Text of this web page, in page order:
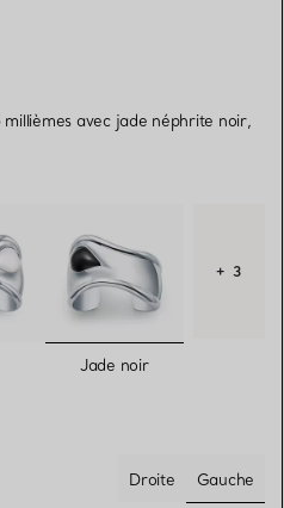
avec jade néphrite noir,
sélectionnés
Jade noir
+ 3
Droite
Gauche